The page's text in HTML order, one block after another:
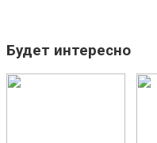
Будет интересно